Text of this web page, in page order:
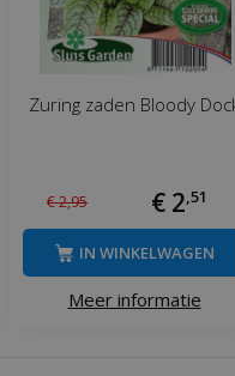
Zuring zaden Bloody
€2,95 € 2,51
Meer informatie
IN WINKELWAGEN